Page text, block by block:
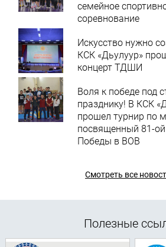
семейное
соревнование
Искусство нужно
КСК «Дьулуур»
концерт ТДШИ
Воля к победе под
празднику! В КСК
прошел турнир по
посвященный 81-
Победы в ВОВ
Смотреть все
Полезные